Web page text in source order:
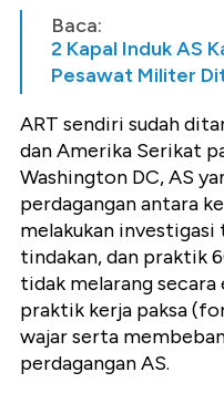
Baca:
2 Kapal Induk AS
Pesawat Militer
ART sendiri sudah
dan Amerika Serikat
Washington DC, AS
perdagangan antara
melakukan investigasi
tindakan, dan praktik
tidak melarang
praktik kerja paksa
wajar serta
perdagangan AS.